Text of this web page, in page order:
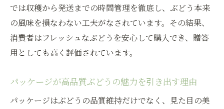
ぶどう販売で選ばれる贈答用化粧箱の魅力
とは
パッケージ選びが伝える感謝の気持ちとこ
だわり
ント
贈る相手に喜ばれるぶどうパッケージの工
では収穫から発送までの時間管理を徹底し、ぶどう本来
の風味を損なわない工夫がなされています。その結果、
消費者はフレッシュなぶどうを安心して購入でき、贈答
用としても高く評価されています。
パッケージが高品質ぶどうの魅力を引き出す理由
パッケージはぶどうの品質維持だけでなく、見た目の美